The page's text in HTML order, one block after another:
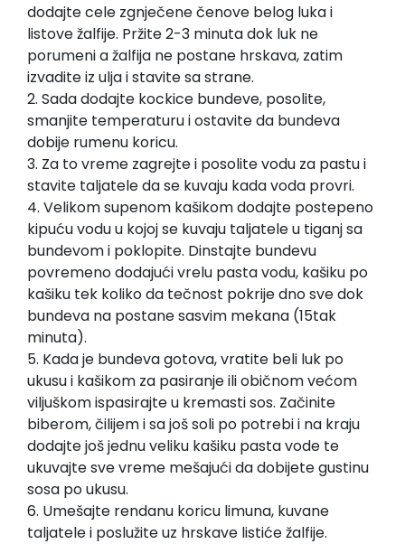
dodajte cele zgnječene čenove belog luka i
listove žalfije. Pržite 2-3 minuta dok luk ne
porumeni a žalfija ne postane hrskava, zatim
izvadite iz ulja i stavite sa strane.
2. Sada dodajte kockice bundeve, posolite,
smanjite temperaturu i ostavite da bundeva
dobije rumenu koricu.
3. Za to vreme zagrejte i posolite vodu za pastu i
stavite taljatele da se kuvaju kada voda provri.
4. Velikom supenom kašikom dodajte postepeno
kipuću vodu u kojoj se kuvaju taljatele u tiganj sa
bundevom i poklopite. Dinstajte bundevu
povremeno dodajući vrelu pasta vodu, kašiku po
kašiku tek koliko da tečnost pokrije dno sve dok
bundeva na postane sasvim mekana (15tak
minuta).
5. Kada je bundeva gotova, vratite beli luk po
ukusu i kašikom za pasiranje ili običnom većom
viljuškom ispasirajte u kremasti sos. Začinite
biberom, čilijem i sa još soli po potrebi i na kraju
dodajte još jednu veliku kašiku pasta vode te
ukuvajte sve vreme mešajući da dobijete gustinu
sosa po ukusu.
6. Umešajte rendanu koricu limuna, kuvane
taljatele i poslužite uz hrskave listiće žalfije.